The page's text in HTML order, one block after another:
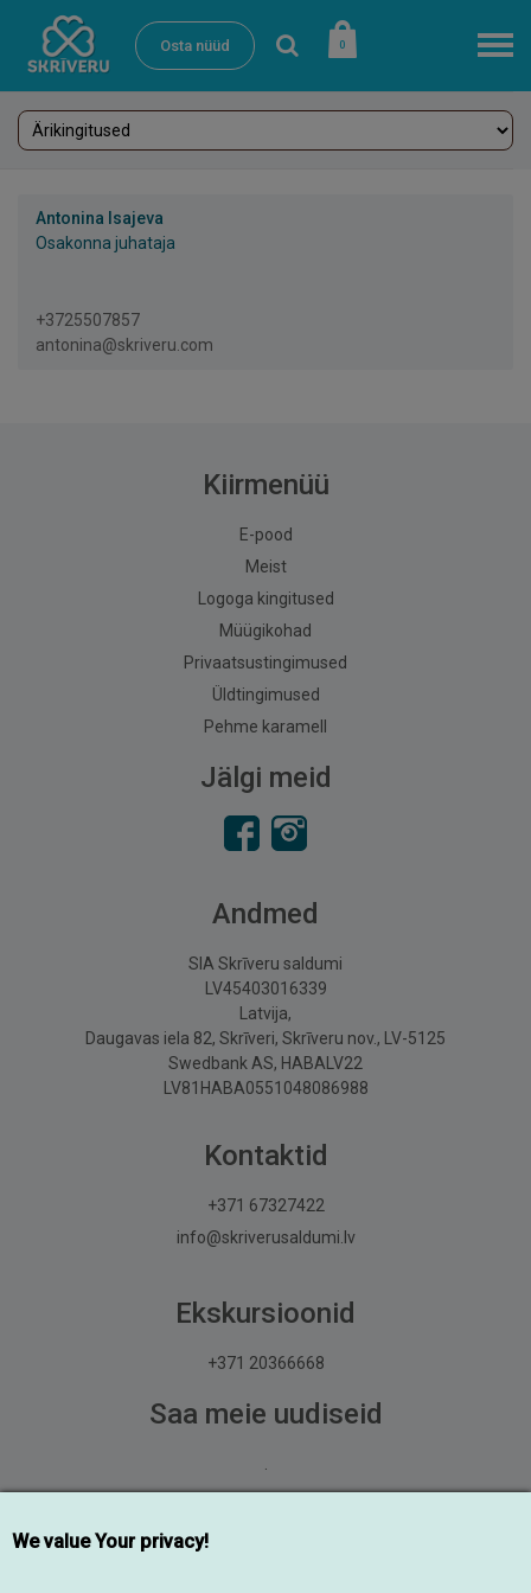
We value Your privacy!
Osta nüüd 0
Antonina Isajeva
Osakonna juhataja
+3725507857
antonina@skriveru.com
Kiirmenüü
E-pood
Meist
Logoga kingitused
Müügikohad
Privaatsustingimused
Üldtingimused
Pehme karamell
Jälgi meid
Andmed
SIA Skrīveru saldumi
LV45403016339
Latvija,
Daugavas iela 82, Skrīveri, Skrīveru nov., LV-5125
Swedbank AS, HABALV22
LV81HABA0551048086988
Kontaktid
+371 67327422
info@skriverusaldumi.lv
Ekskursioonid
+371 20366668
Saa meie uudiseid